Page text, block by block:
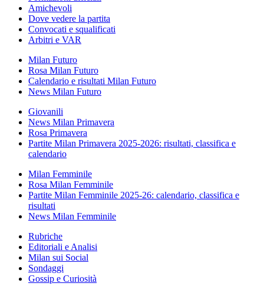
Amichevoli
Dove vedere la partita
Convocati e squalificati
Arbitri e VAR
Milan Futuro
Rosa Milan Futuro
Calendario e risultati Milan Futuro
News Milan Futuro
Giovanili
News Milan Primavera
Rosa Primavera
Partite Milan Primavera 2025-2026: risultati, classifica e
calendario
Milan Femminile
Rosa Milan Femminile
Partite Milan Femminile 2025-26: calendario, classifica e
risultati
News Milan Femminile
Rubriche
Editoriali e Analisi
Milan sui Social
Sondaggi
Gossip e Curiosità